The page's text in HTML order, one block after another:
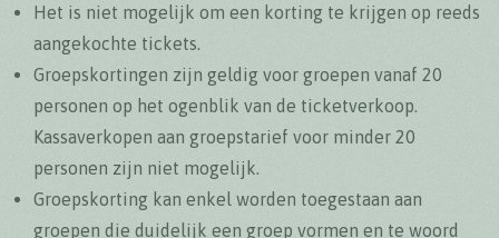
Het is niet mogelijk om een korting te krijgen op reeds
aangekochte tickets.
Groepskortingen zijn geldig voor groepen vanaf 20
personen op het ogenblik van de ticketverkoop.
Kassaverkopen aan groepstarief voor minder 20
personen zijn niet mogelijk.
Groepskorting kan enkel worden toegestaan aan
groepen die duidelijk een groep vormen en te woord